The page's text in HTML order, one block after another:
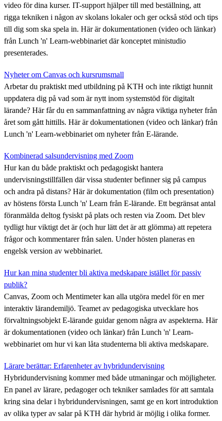
video för dina kurser. IT-support hjälper till med beställning, att
rigga tekniken i någon av skolans lokaler och ger också stöd och tips
till dig som ska spela in. Här är dokumentationen (video och länkar)
från Lunch 'n' Learn-webbinariet där konceptet ministudio
presenterades.
Nyheter om Canvas och kursrumsmall
Arbetar du praktiskt med utbildning på KTH och inte riktigt hunnit
uppdatera dig på vad som är nytt inom systemstöd för digitalt
lärande? Här får du en sammanfattning av några viktiga nyheter från
året som gått hittills. Här är dokumentationen (video och länkar) från
Lunch 'n' Learn-webbinariet om nyheter från E-lärande.
Kombinerad salsundervisning med Zoom
Hur kan du både praktiskt och pedagogiskt hantera
undervisningstillfällen där vissa studenter befinner sig på campus
och andra på distans? Här är dokumentation (film och presentation)
av höstens första Lunch 'n' Learn från E-lärande. Ett begränsat antal
föranmälda deltog fysiskt på plats och resten via Zoom. Det blev
tydligt hur viktigt det är (och hur lätt det är att glömma) att repetera
frågor och kommentarer från salen. Under hösten planeras en
engelsk version av webbinariet.
Hur kan mina studenter bli aktiva medskapare istället för passiv
publik?
Canvas, Zoom och Mentimeter kan alla utgöra medel för en mer
interaktiv lärandemiljö. Teamet av pedagogiska utvecklare hos
förvaltningsobjekt E-lärande guidar genom några av aspekterna. Här
är dokumentationen (video och länkar) från Lunch 'n' Learn-
webbinariet om hur vi kan låta studenterna bli aktiva medskapare.
Lärare berättar: Erfarenheter av hybridundervisning
Hybridundervisning kommer med både utmaningar och möjligheter.
En panel av lärare, pedagoger och tekniker samlades för att samtala
kring sina delar i hybridundervisningen, samt ge en kort introduktion
av olika typer av salar på KTH där hybrid är möjlig i olika former.